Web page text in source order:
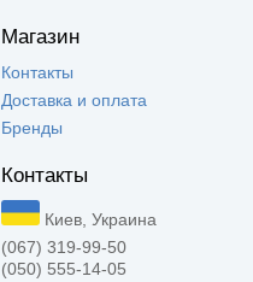
Магазин
Контакты
Доставка и оплата
Бренды
Контакты
Киев, Украина
(067) 319-99-50
(050) 555-14-05